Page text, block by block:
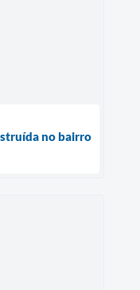
no bairro